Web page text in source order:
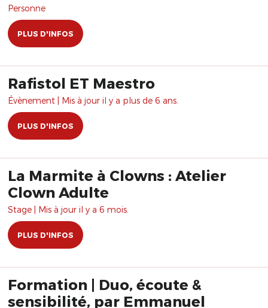
Personne
PLUS D'INFOS
Rafistol ET Maestro
Évènement | Mis à jour il y a plus de 6 ans.
PLUS D'INFOS
La Marmite à Clowns : Atelier
Clown Adulte
Stage | Mis à jour il y a 6 mois.
PLUS D'INFOS
Formation | Duo, écoute &
sensibilité, par Emmanuel